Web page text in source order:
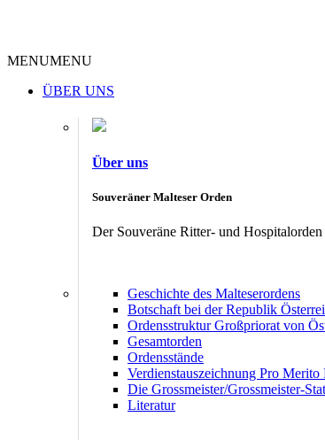
MENUMENU
ÜBER UNS
Über uns
Souveräner Malteser Orden
Der Souveräne Ritter- und
Geschichte des Malteserordens
Botschaft bei der Republik
Ordensstruktur Großpriorat von
Gesamtorden
Ordensstände
Verdienstauszeichnung Pro Merito
Die Grossmeister/Grossmeister-
Literatur